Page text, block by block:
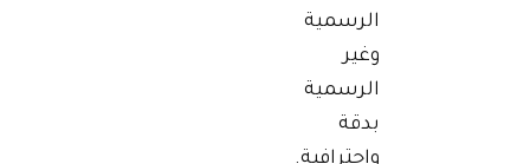
الرسمية
وغير
الرسمية
بدقة
واحترافية.